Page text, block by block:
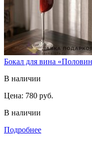
Бокал для вина
В наличии
Цена: 780 руб.
В наличии
Подробнее